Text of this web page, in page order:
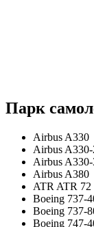
Парк
Airbus A330
Airbus
Airbus
Airbus A380
ATR ATR 72
Boeing 737-
Boeing 737-
Boeing 747-